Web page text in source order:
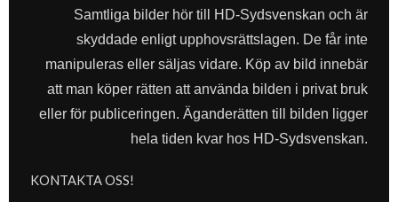
Samtliga bilder hör till HD-Sydsvenskan och är
skyddade enligt upphovsrättslagen. De får inte
manipuleras eller säljas vidare. Köp av bild innebär
att man köper rätten att använda bilden i privat bruk
eller för publiceringen. Äganderätten till bilden ligger
hela tiden kvar hos HD-Sydsvenskan.
KONTAKTA OSS!